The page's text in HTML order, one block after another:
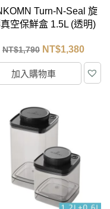
Turn-N-Seal 旋
空保鮮盒 1.5L (透明)
NT$1,790 NT$1,380
加入購物車